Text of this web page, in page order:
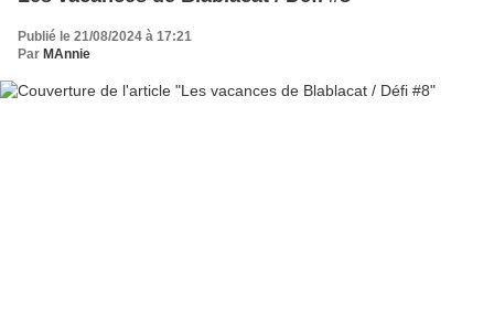
Publié le 21/08/2024 à 17:21
Par MAnnie